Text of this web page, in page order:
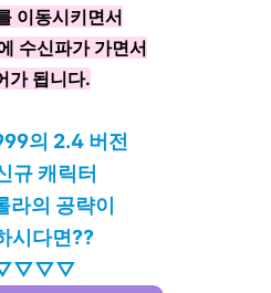
이동시키면서
수신파가 가면서
가 됩니다.
의 2.4 버전
규 캐릭터
라의 공략이
시다면??